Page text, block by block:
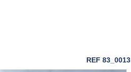
REF 83_0013